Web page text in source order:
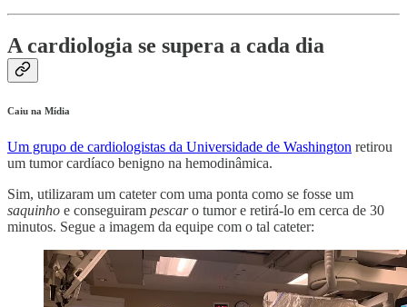
A cardiologia se supera a cada dia
Caiu na Mídia
Um grupo de cardiologistas da Universidade de Washington retirou
um tumor cardíaco benigno na hemodinâmica.
Sim, utilizaram um cateter com uma ponta como se fosse um
saquinho e conseguiram pescaro tumor e retirá-lo em cerca de 30
minutos. Segue a imagem da equipe com o tal cateter: